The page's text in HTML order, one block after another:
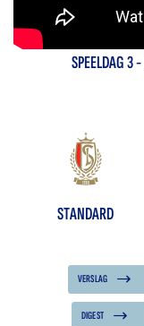
SPEELDAG3-
STANDARD
VERSLAG
DIGEST